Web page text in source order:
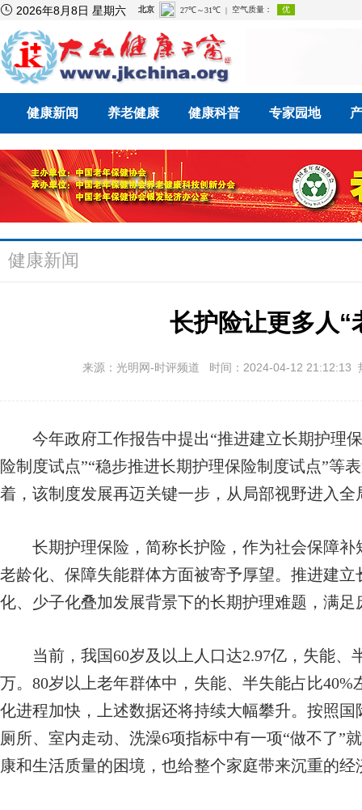
 2026年8月8日 星期六
健康新闻 养老健康 健康科普 专家园地
健康新闻
长护险让更多人“
来源：光明网-时评频道 时间：2024-04-12 21:12:13
今年政府工作报告中提出“推进建立长期护理保
险制度试点”“稳步推进长期护理保险制度试点”等
着，该制度发展再迈关键一步，从局部视野进入全
长期护理保险，简称长护险，作为社会保障补
老龄化、保障失能群体方面被寄予厚望。推进建
化、少子化叠加发展背景下的长期护理难题，满
当前，我国60岁及以上人口达2.97亿，失能、
万。80岁以上老年群体中，失能、半失能占比
化进程加快，上述数据还将持续大幅攀升。按照
厕所、室内走动、洗澡6项指标中有一项“做不了”
康和生活质量的困境，也给整个家庭带来沉重的